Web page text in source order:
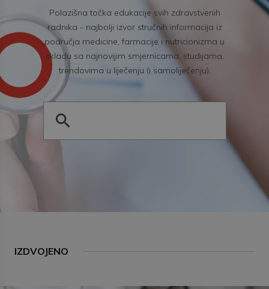
Polazišna točka edukacije svih zdravstvenih
radnika - najbolji izvor stručnih informacija iz
područja medicine, farmacije i nutricionizma u
skladu sa najnovijim smjernicama, studijama,
trendovima u liječenju (i samoliječenju).
IZDVOJENO